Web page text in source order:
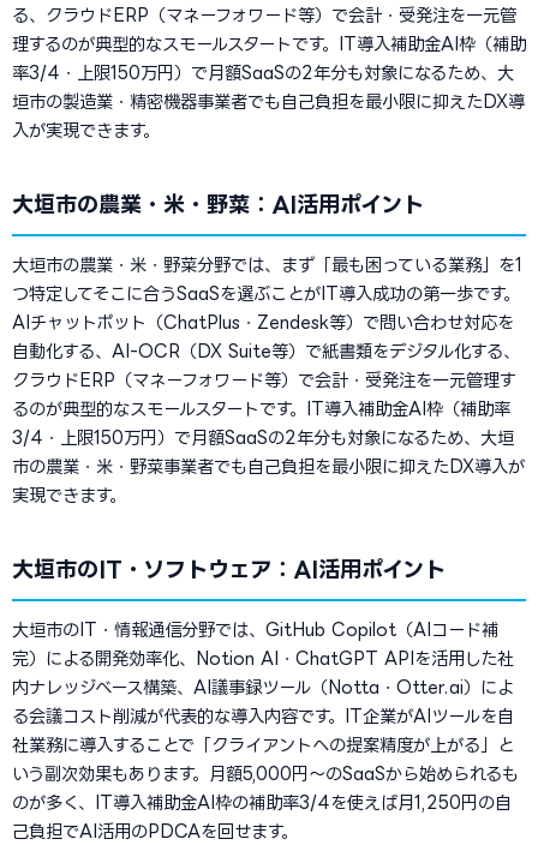
る、クラウドERP（マネーフォワード等）で会計・受発注を一元管
理するのが典型的なスモールスタートです。IT導入補助金AI枠（補助
率3/4・上限150万円）で月額SaaSの2年分も対象になるため、大
垣市の製造業・精密機器事業者でも自己負担を最小限に抑えたDX導
入が実現できます。
大垣市の農業・米・野菜：AI活用ポイント
大垣市の農業・米・野菜分野では、まず「最も困っている業務」を1
つ特定してそこに合うSaaSを選ぶことがIT導入成功の第一歩です。
AIチャットボット（ChatPlus・Zendesk等）で問い合わせ対応を
自動化する、AI-OCR（DX Suite等）で紙書類をデジタル化する、
クラウドERP（マネーフォワード等）で会計・受発注を一元管理す
るのが典型的なスモールスタートです。IT導入補助金AI枠（補助率
3/4・上限150万円）で月額SaaSの2年分も対象になるため、大垣
市の農業・米・野菜事業者でも自己負担を最小限に抑えたDX導入が
実現できます。
大垣市のIT・ソフトウェア：AI活用ポイント
大垣市のIT・情報通信分野では、GitHub Copilot（AIコード補
完）による開発効率化、Notion AI・ChatGPT APIを活用した社
内ナレッジベース構築、AI議事録ツール（Notta・Otter.ai）によ
る会議コスト削減が代表的な導入内容です。IT企業がAIツールを自
社業務に導入することで「クライアントへの提案精度が上がる」と
いう副次効果もあります。月額5,000円〜のSaaSから始められるも
のが多く、IT導入補助金AI枠の補助率3/4を使えば月1,250円の自
己負担でAI活用のPDCAを回せます。